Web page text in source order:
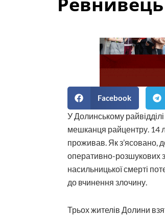
Facebook
У Долинському
мешканця райцентру. 14
проживав. Як з’ясовано,
оперативно-розшукових
насильницької смерті
до вчинення злочину.
Трьох жителів Долини